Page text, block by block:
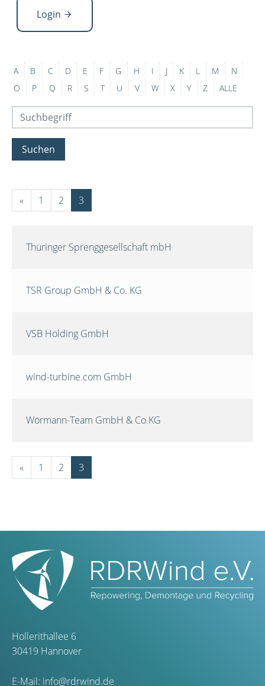
Login
A B C D E F G H I J K L M
N
O
P Q R S T U V W X Y Z ALLE
Suchen
« 1 2 3
Thüringer Sprenggesellschaft mbH
TSR Group GmbH & Co. KG
VSB Holding GmbH
wind-turbine.com GmbH
Wörmann-Team GmbH & Co.KG
« 1 2 3
Hollerithallee 6
30419 Hannover
E-Mail: info@rdrwind.de